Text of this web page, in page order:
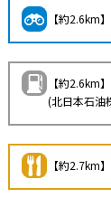
【約2.6km
【約2.6km
(北日本石油
【約2.7km